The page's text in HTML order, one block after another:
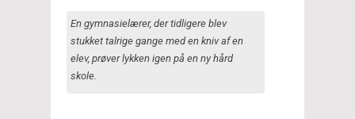
En gymnasielærer, der tidligere blev
stukket talrige gange med en kniv af en
elev, prøver lykken igen på en ny hård
skole.